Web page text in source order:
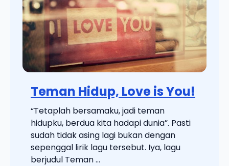
Teman Hidup, Love is You!
“Tetaplah bersamaku, jadi teman
hidupku, berdua kita hadapi dunia”. Pasti
sudah tidak asing lagi bukan dengan
sepenggal lirik lagu tersebut. Iya, lagu
berjudul Teman ...